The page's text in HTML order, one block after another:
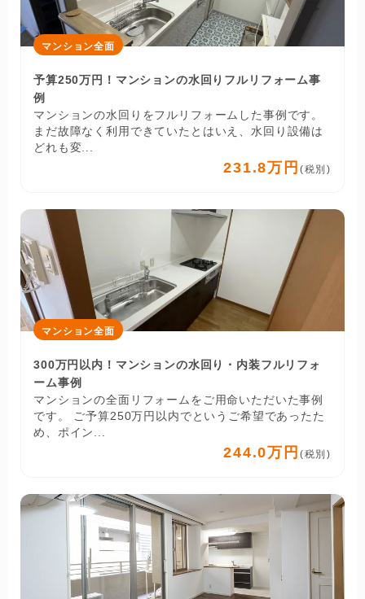
マンション全面
予算250万円！マンションの水回りフルリフォーム事
例
マンションの水回りをフルリフォームした事例です。
まだ故障なく利用できていたとはいえ、水回り設備は
どれも変...
231.8万円 (税別)
マンション全面
300万円以内！マンションの水回り・内装フルリフォ
ーム事例
マンションの全面リフォームをご用命いただいた事例
です。 ご予算250万円以内でというご希望であったた
め、ポイン...
244.0万円 (税別)